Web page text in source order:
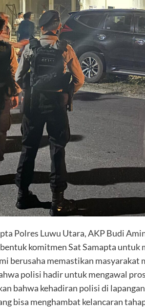
Polres Luwu Utara, AKP Budi
komitmen Sat Samapta untuk
berusaha memastikan
polisi hadir untuk mengawal
bahwa kehadiran polisi di
bisa menghambat kelancaran